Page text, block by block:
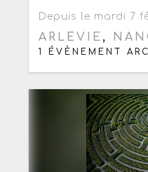
Depuis le mardi 7
ARLEVIE ,
1 ÉVÈNEMENT